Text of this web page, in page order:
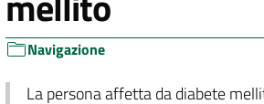
Navigazione
La persona affetta da diabete